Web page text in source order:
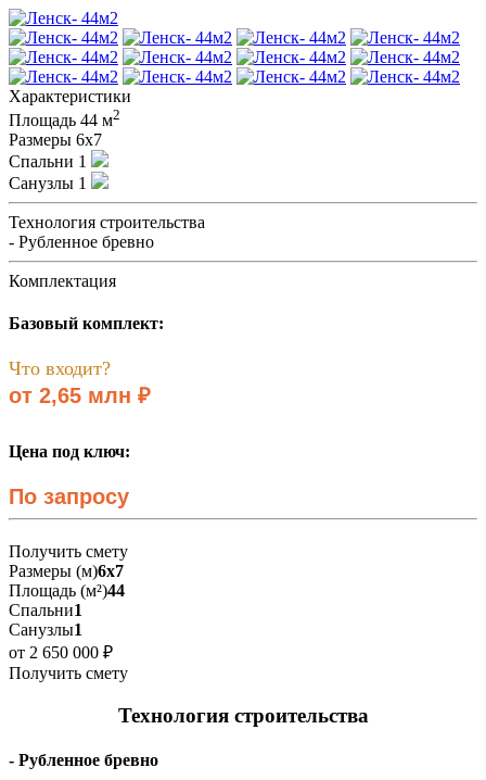
Характеристики
Площадь 44 м2
Размеры 6х7
Спальни 1
Санузлы 1
Технология строительства
- Рубленное бревно
Комплектация
Базовый комплект:
Что входит?
от 2,65 млн ₽
Цена под ключ:
По запросу
Получить смету
Размеры (м)6х7
Площадь (м²)44
Спальни1
Санузлы1
от 2 650 000 ₽
Получить смету
Технология строительства
- Рубленное бревно